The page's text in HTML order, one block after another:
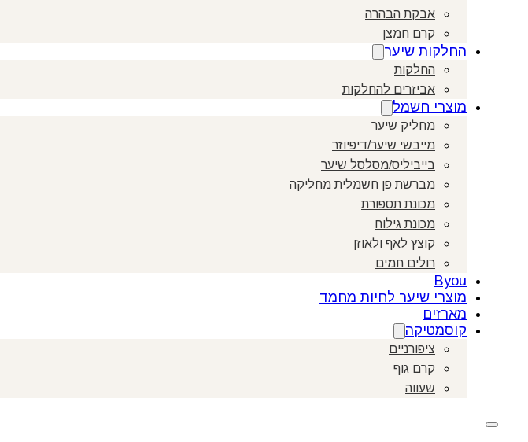
אבקת הבהרה
קרם חמצן
החלקות שיער
החלקות
אביזרים להחלקות
מוצרי חשמל
מחליק שיער
מייבשי שיער/דיפיוזר
בייביליס/מסלסל שיער
מברשת פן חשמלית מחליקה
מכונת תספורת
מכונת גילוח
קוצץ לאף ולאוזן
רולים חמים
Byou
מוצרי שיער לחיות מחמד
מארזים
קוסמטיקה
ציפורניים
קרם גוף
שעווה